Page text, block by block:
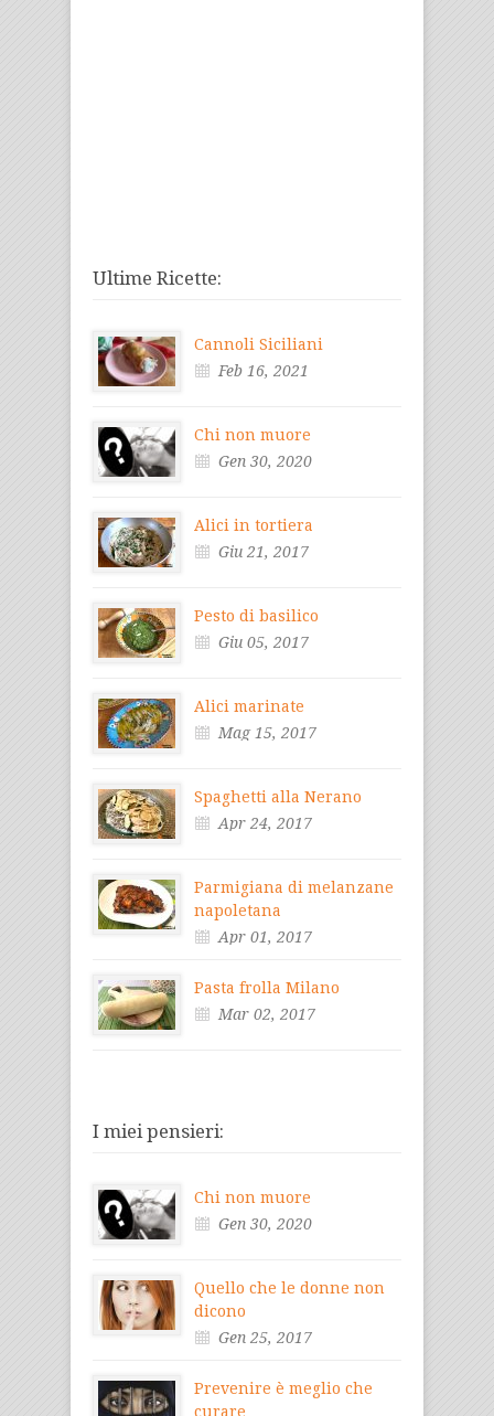
Ultime Ricette:
Cannoli Siciliani
Feb 16, 2021
Chi non muore
Gen 30, 2020
Alici in tortiera
Giu 21, 2017
Pesto di basilico
Giu 05, 2017
Alici marinate
Mag 15, 2017
Spaghetti alla Nerano
Apr 24, 2017
Parmigiana di melanzane
napoletana
Apr 01, 2017
Pasta frolla Milano
Mar 02, 2017
I miei pensieri:
Chi non muore
Gen 30, 2020
Quello che le donne non
dicono
Gen 25, 2017
Prevenire è meglio che
curare